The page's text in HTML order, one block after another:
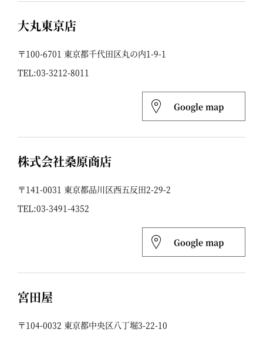
大丸東京店
〒100-6701 東京都千代田区丸の内1-9-1
TEL:03-3212-8011
Google map
株式会社桑原商店
〒141-0031 東京都品川区西五反田2-29-2
TEL:03-3491-4352
Google map
宮田屋
〒104-0032 東京都中央区八丁堀3-22-10